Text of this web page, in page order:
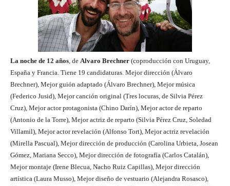
La noche de 12 años, de Alvaro Brechner (coproducción con Uruguay,
España y Francia. Tiene 19 candidaturas. Mejor dirección (Álvaro
Brechner), Mejor guión adaptado (Álvaro Brechner), Mejor música
(Federico Jusid), Mejor canción original (Tres locuras, de Silvia Pérez
Cruz), Mejor actor protagonista (Chino Darín), Mejor actor de reparto
(Antonio de la Torre), Mejor actriz de reparto (Silvia Pérez Cruz, Soledad
Villamil), Mejor actor revelación (Alfonso Tort), Mejor actriz revelación
(Mirella Pascual), Mejor dirección de producción (Carolina Urbieta, Josean
Gómez, Mariana Secco), Mejor dirección de fotografía (Carlos Catalán),
Mejor montaje (Irene Blecua, Nacho Ruiz Capillas), Mejor dirección
artística (Laura Musso), Mejor diseño de vestuario (Alejandra Rosasco),